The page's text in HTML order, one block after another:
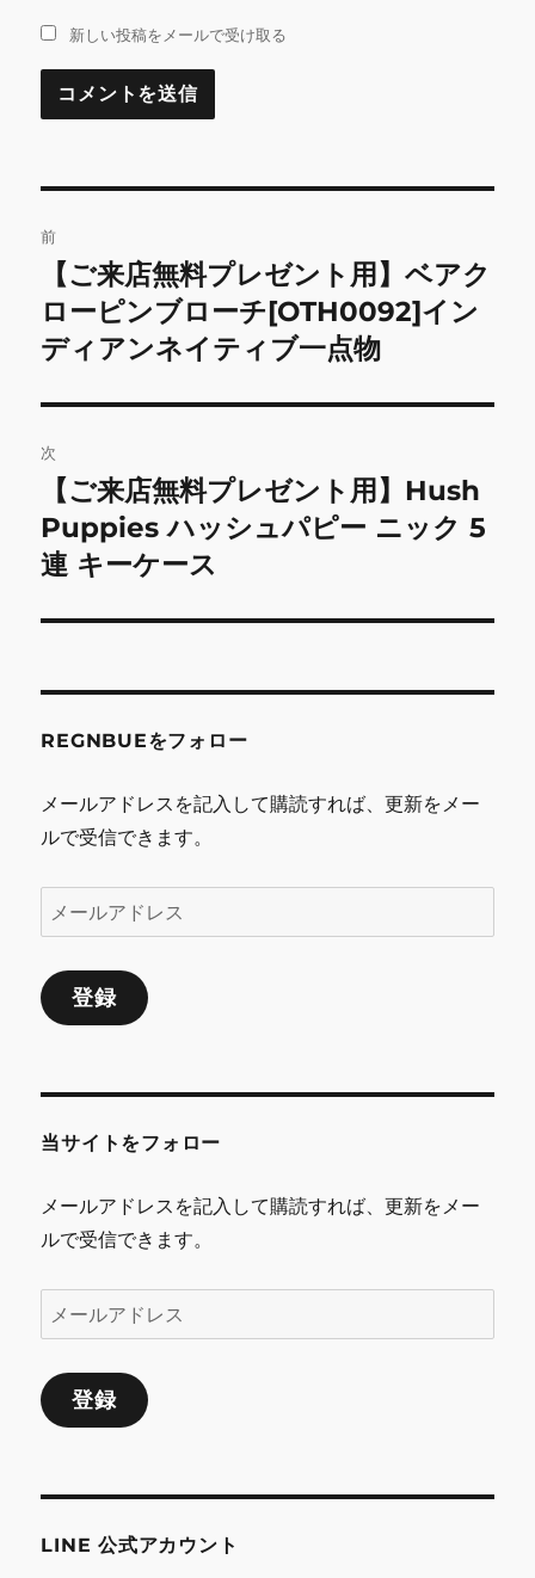
新しい投稿をメールで受け取る
稿
ナ
ビ
ゲ
ー
シ
ョ
ン
前
の
投
【ご来店無料プレゼント用】ベアク
ローピンブローチ[OTH0092]イン
ディアンネイティブ一点物
次
の
投
【ご来店無料プレゼント用】Hush
Puppies ハッシュパピー ニック 5
連 キーケース
REGNBUEをフォロー
メールアドレスを記入して購読すれば、更新をメー
ルで受信できます。
ー
ル
ア
ス
登録
当サイトをフォロー
メールアドレスを記入して購読すれば、更新をメー
ルで受信できます。
ー
ル
ア
ス
登録
LINE 公式アカウント